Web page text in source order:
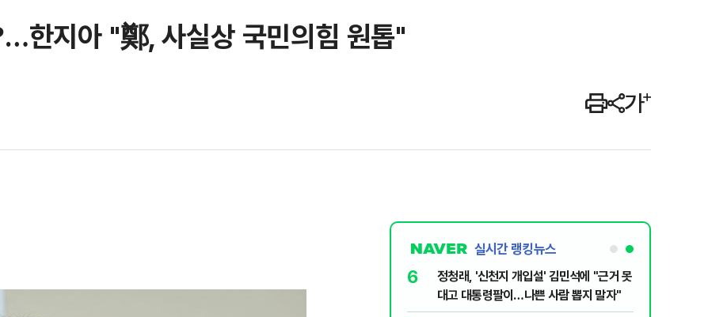
한지아 "鄭, 사실상 국민의힘 원톱"
실시간 랭킹뉴스
다" 허지웅 일침
6
정청래, '신천지 개입설' 김민석에 "근거 못
대고 대통령팔이…나쁜 사람 뽑지 말자"